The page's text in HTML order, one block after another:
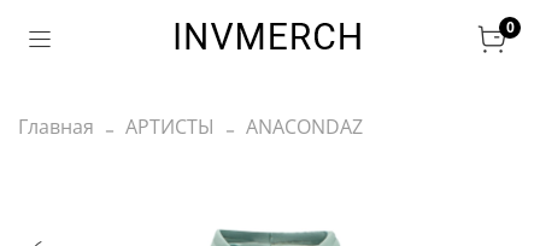
0
Главная АРТИСТЫ ANACONDAZ